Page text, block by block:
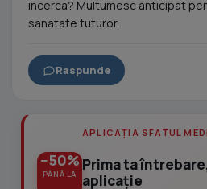
incerca? Multumesc anticipat
sanatate tuturor.
Raspunde
−50%
PÂNĂ LA
APLICAȚIA SFATUL
Prima ta
aplicație